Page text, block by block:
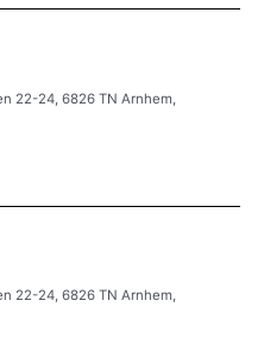
22-24, 6826 TN Arnhem,
22-24, 6826 TN Arnhem,